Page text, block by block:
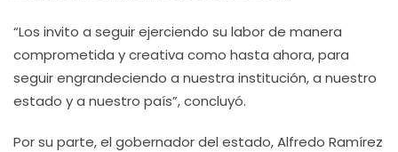
“Los invito a seguir ejerciendo su labor de manera
comprometida y creativa como hasta ahora, para
seguir engrandeciendo a nuestra institución, a nuestro
estado y a nuestro país”, concluyó.
Por su parte, el gobernador del estado, Alfredo Ramírez